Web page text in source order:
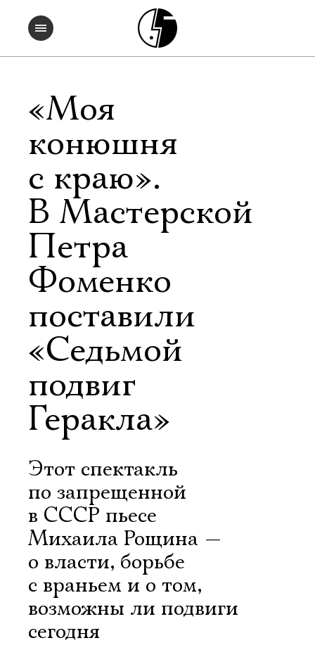
«Моя
конюшня
с краю».
В Мастерской
Петра
Фоменко
поставили
«Седьмой
подвиг
Геракла»
Этот спектакль
по запрещенной
в СССР пьесе
Михаила Рощина —
о власти, борьбе
с враньем и о том,
возможны ли подвиги
сегодня